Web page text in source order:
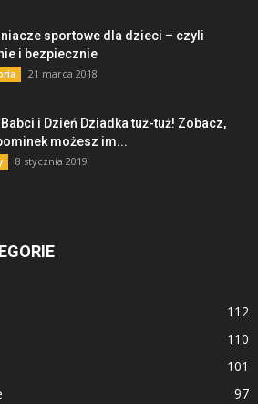
sportowe dla dzieci – czyli
i bezpiecznie
21 marca 2018
Babci i Dzień Dziadka tuż-tuż! Zobacz,
możesz im...
8 stycznia 2019
112
110
101
97